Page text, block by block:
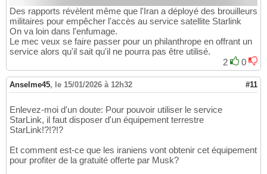
Des rapports révèlent même que l'Iran a déployé des brouilleurs
militaires pour empêcher l'accès au service satellite Starlink
On va loin dans l'enfumage.
Le mec veux se faire passer pour un philanthrope en offrant un
service alors qu'il sait qu'il ne pourra pas être utilisé.
2
0
Anselme45, le 15/01/2026 à 12h32 #11
Enlevez-moi d'un doute: Pour pouvoir utiliser le service
StarLink, il faut disposer d'un équipement terrestre
StarLink!?!?!?
Et comment est-ce que les iraniens vont obtenir cet équipement
pour profiter de la gratuité offerte par Musk?